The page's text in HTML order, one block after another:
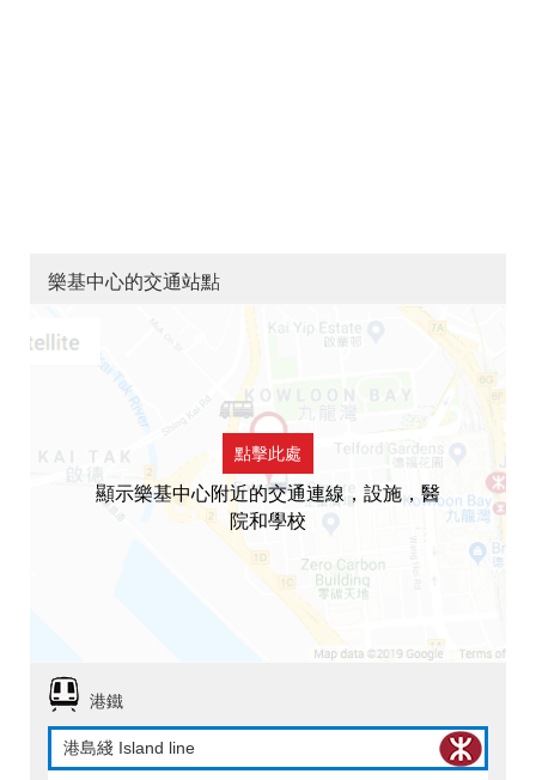
樂基中心的交通站點
點擊此處
顯示樂基中心附近的交通連線，設施，醫
院和學校
港鐵
港島綫 Island line